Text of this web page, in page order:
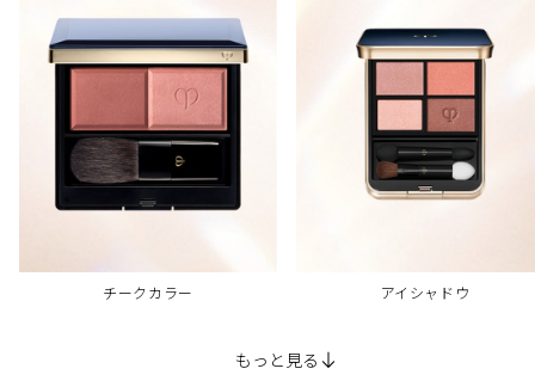
チークカラー アイシャドウ
もっと見る